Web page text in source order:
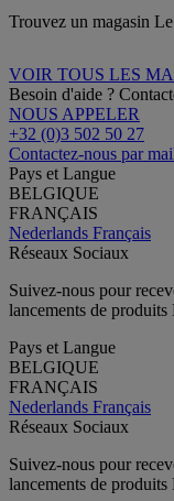
Trouvez un magasin
VOIR TOUS LES
Besoin d'aide ?
NOUS APPELER
+32 (0)3 502 50 27
Contactez-nous par
Pays et Langue
BELGIQUE
FRANÇAIS
Nederlands Français
Réseaux Sociaux
Suivez-nous pour
lancements de produits
Pays et Langue
BELGIQUE
FRANÇAIS
Nederlands Français
Réseaux Sociaux
Suivez-nous pour
lancements de produits